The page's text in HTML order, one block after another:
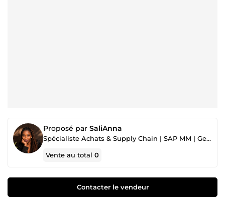
Proposé par SaliAnna
Spécialiste Achats & Supply Chain | SAP MM | Gestion fournisseurs
Vente au total0
Contacter le vendeur